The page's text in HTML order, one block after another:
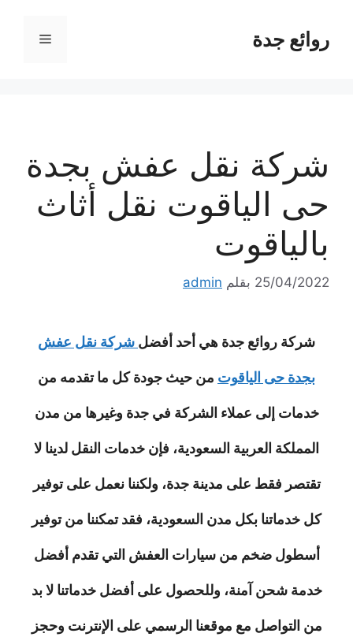
روائع جدة القائمة
شركة نقل عفش بجدة
حى الياقوت نقل أثاث
بالياقوت
25/04/2022 بقلم admin
شركة روائع جدة هي أحد أفضلشركة نقل عفش
بجدة حى الياقوتمن حيث جودة كل ما تقدمه من
خدمات إلى عملاء الشركة في جدة وغيرها من مدن
المملكة العربية السعودية، فإن خدمات النقل لدينا لا
تقتصر فقط على مدينة جدة، ولكننا نعمل على توفير
كل خدماتنا بكل مدن السعودية، فقد تمكننا من توفير
أسطول ضخم من سيارات العفش التي تقدم أفضل
خدمة شحن آمنة، وللحصول على أفضل خدماتنا لا بد
من التواصل مع موقعنا الرسمي على الإنترنت وحجز